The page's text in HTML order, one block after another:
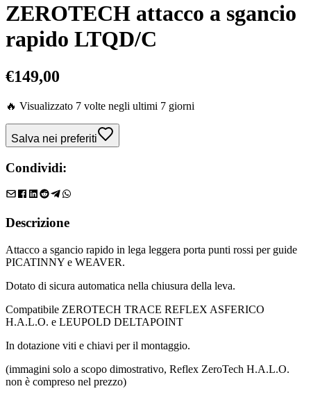
ZEROTECH attacco a sgancio
rapido LTQD/C
€149,00
🔥 Visualizzato 7 volte negli ultimi 7 giorni
Salva nei preferiti
Condividi:
Descrizione
Attacco a sgancio rapido in lega leggera porta punti rossi per guide
PICATINNY e WEAVER.
Dotato di sicura automatica nella chiusura della leva.
Compatibile ZEROTECH TRACE REFLEX ASFERICO
H.A.L.O. e LEUPOLD DELTAPOINT
In dotazione viti e chiavi per il montaggio.
(immagini solo a scopo dimostrativo, Reflex ZeroTech H.A.L.O.
non è compreso nel prezzo)